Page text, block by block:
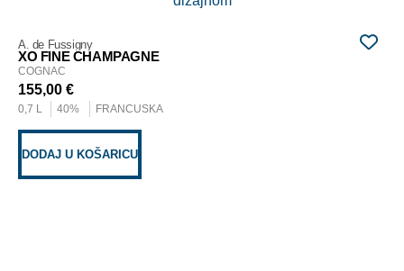
A. de Fussigny
XO FINE CHAMPAGNE
COGNAC
155,00 €
0,7 L 40% FRANCUSKA
DODAJ U KOŠARICU